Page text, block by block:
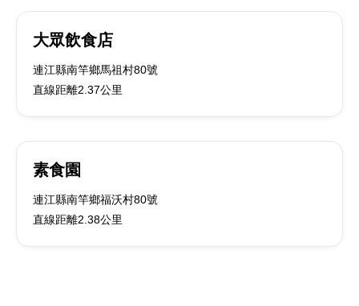
大眾飲食店
連江縣南竿鄉馬祖村80號
直線距離2.37公里
素食園
連江縣南竿鄉福沃村80號
直線距離2.38公里